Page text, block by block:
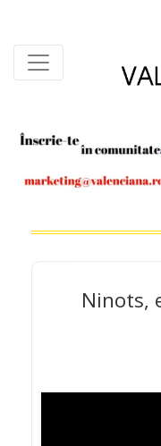
content
Ninots,